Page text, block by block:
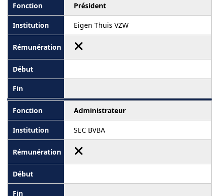
Président
Eigen Thuis VZW
Administrateur
SEC BVBA